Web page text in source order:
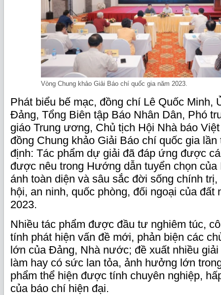
Vòng Chung khảo Giải Báo chí quốc gia năm 2023.
Phát biểu bế mạc, đồng chí Lê Quốc Minh,
Đảng, Tổng Biên tập Báo Nhân Dân, Phó
giáo Trung ương, Chủ tịch Hội Nhà báo
đồng Chung khảo Giải Báo chí quốc gia
định: Tác phẩm dự giải đã đáp ứng được
được nêu trong Hướng dẫn tuyển chọn của
ánh toàn diện và sâu sắc đời sống chính
hội, an ninh, quốc phòng, đối ngoại của đất
2023.
Nhiều tác phẩm được đầu tư nghiêm túc,
tính phát hiện vấn đề mới, phản biện các
lớn của Đảng, Nhà nước; đề xuất nhiều
làm hay có sức lan tỏa, ảnh hưởng lớn
phẩm thể hiện được tính chuyên nghiệp,
của báo chí hiện đại.